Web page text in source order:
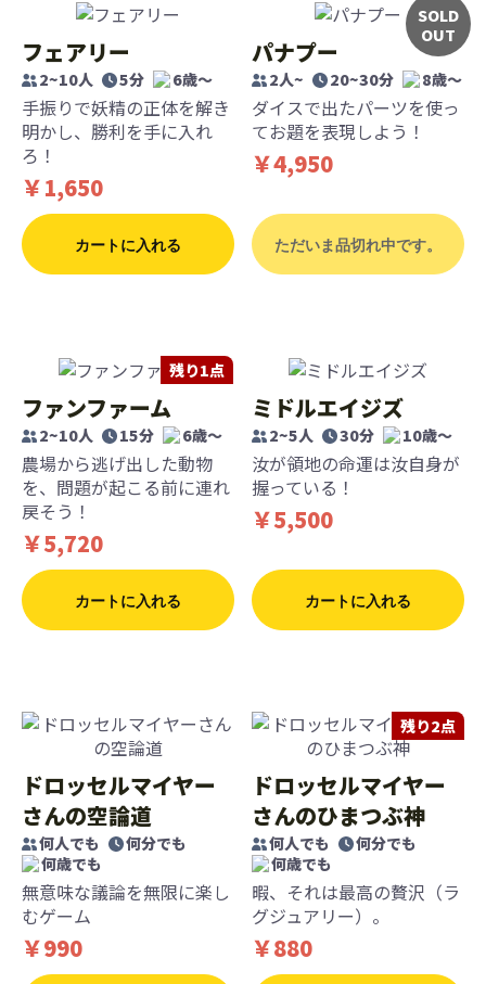
フェアリー
2~10人 5分 6歳〜
手振りで妖精の正体を解き
明かし、勝利を手に入れ
ろ！
￥1,650
カートに入れる
SOLD
OUT
パナプー
2人~ 20~30分 8歳〜
ダイスで出たパーツを使っ
てお題を表現しよう！
￥4,950
ただいま品切れ中です。
残り1点
ファンファーム
2~10人 15分 6歳〜
農場から逃げ出した動物
を、問題が起こる前に連れ
戻そう！
￥5,720
カートに入れる
ミドルエイジズ
2~5人 30分 10歳〜
汝が領地の命運は汝自身が
握っている！
￥5,500
カートに入れる
ドロッセルマイヤー
さんの空論道
何人でも
何分でも
何歳でも
無意味な議論を無限に楽し
むゲーム
￥990
残り2点
ドロッセルマイヤー
さんのひまつぶ神
何人でも
何分でも
何歳でも
暇、それは最高の贅沢（ラ
グジュアリー）。
￥880